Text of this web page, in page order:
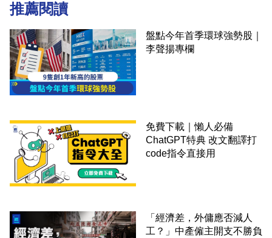
推薦閱讀
盤點今年首季環球強勢股｜
李聲揚專欄
免費下載｜懶人必備
ChatGPT特典 改文翻譯打
code指令直接用
「經濟差，外傭應否減人
工？」中產僱主開支不勝負